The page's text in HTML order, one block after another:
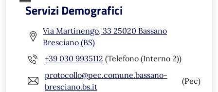
Servizi Demografici
Via Martinengo, 33 25020 Bassano
Bresciano (BS)
+39 030 9935112 (Telefono (Interno 2))
protocollo@pec.comune.bassano-
bresciano.bs.it
(Pec)